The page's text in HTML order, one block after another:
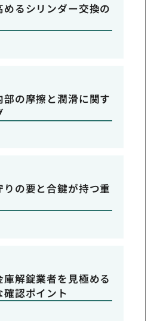
めるシリンダー交換の
部の摩擦と潤滑に関す
の要と合鍵が持つ重
解錠業者を見極める
認ポイント